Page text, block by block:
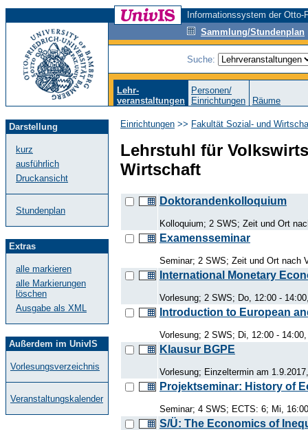
Informationssystem der
Sammlung/Stundenplan
Suche:
Lehr-
veranstaltungen
Personen/
Einrichtungen
Räume
Darstellung
kurz
ausführlich
Druckansicht
Stundenplan
Extras
alle markieren
alle Markierungen
löschen
Ausgabe als XML
Außerdem im UnivIS
Vorlesungsverzeichnis
Veranstaltungskalender
Einrichtungen >> Fakultät Sozial- und
Lehrstuhl für
Wirtschaft
Doktorandenkolloquium
Kolloquium; 2 SWS; Zeit und Ort
Examensseminar
Seminar; 2 SWS; Zeit und Ort nach
International Monetary
Vorlesung; 2 SWS; Do, 12:00 -
Introduction to European
Vorlesung; 2 SWS; Di, 12:00 -
Klausur BGPE
Vorlesung; Einzeltermin am
Projektseminar: History of
Seminar; 4 SWS; ECTS: 6; Mi,
S/Ü: The Economics of